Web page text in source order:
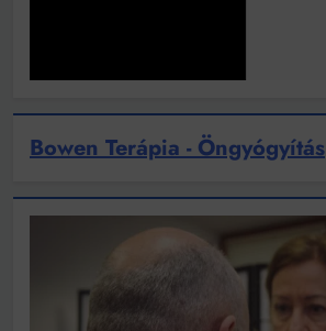
Bowen Terápia - Öngyógyítás